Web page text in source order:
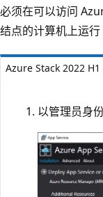
必须在可以访问
结点的计算机上运行
Azure Stack 2022
以管理员身